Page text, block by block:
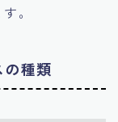
。
種類